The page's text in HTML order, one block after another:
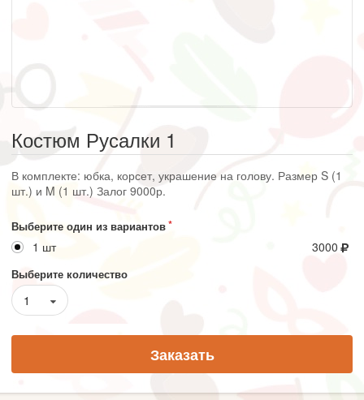
Костюм Русалки 1
В комплекте: юбка, корсет, украшение на голову. Размер S (1
шт.) и M (1 шт.) Залог 9000р.
Выберите один из вариантов
1 шт 3000
Выберите количество
1
Заказать